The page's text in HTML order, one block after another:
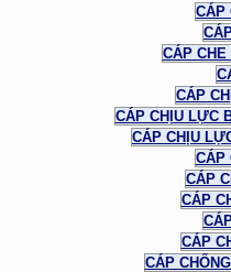
CÁP
CÁP CHE
CÁP
CÁP CHỊU LỰC
CÁP CHỊU
CÁP
CÁP
CÁP
CÁP
CÁP